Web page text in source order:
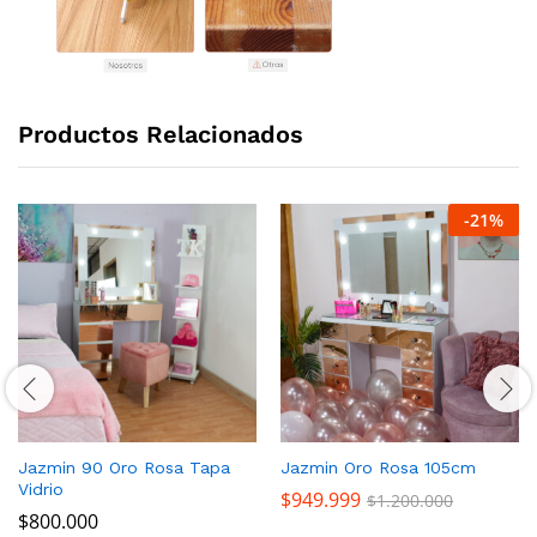
Productos Relacionados
Jazmin 90 Oro Rosa Tapa
Vidrio
$800.000
-21%
Jazmin Oro Rosa 105cm
$949.999 $1.200.000